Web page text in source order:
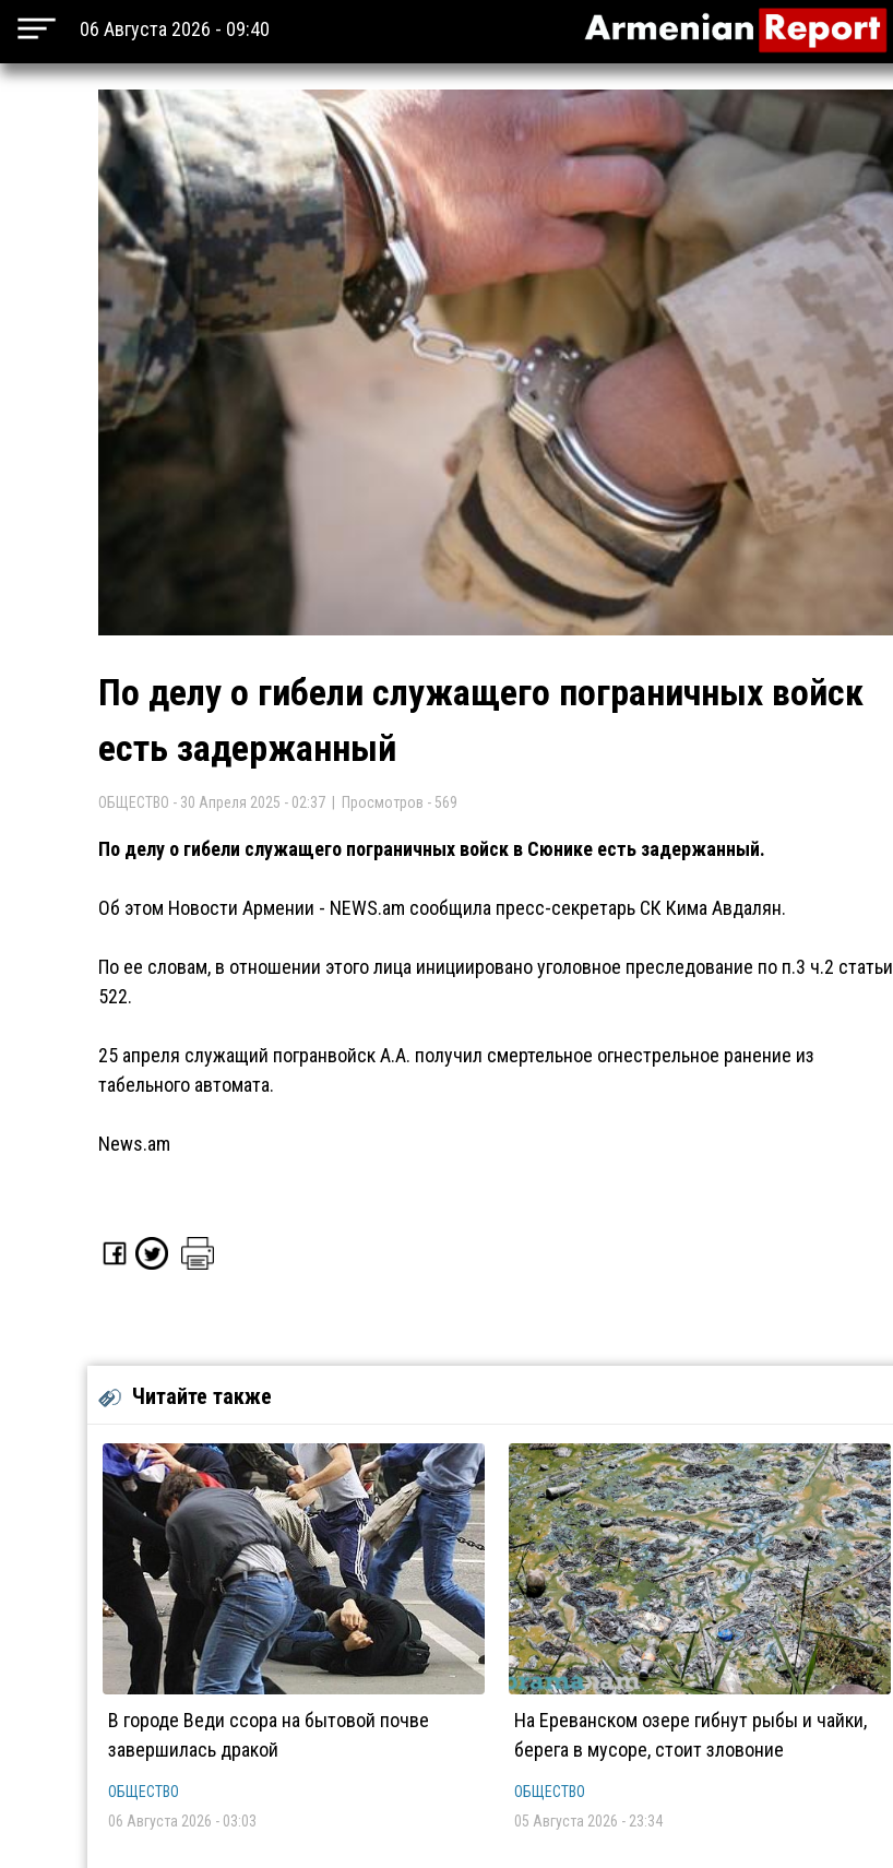
06 Августа 2026 - 09:40
По делу о гибели служащего пограничных войск
есть задержанный
ОБЩЕСТВО - 30 Апреля 2025 - 02:37 | Просмотров - 569
По делу о гибели служащего пограничных войск в Сюнике есть задержанный.
Об этом Новости Армении - NEWS.am сообщила пресс-секретарь СК Кима Авдалян.
По ее словам, в отношении этого лица инициировано уголовное преследование по п.3 ч.2 статьи
522.
25 апреля служащий погранвойск А.А. получил смертельное огнестрельное ранение из
табельного автомата.
News.am
Читайте также
В городе Веди ссора на бытовой почве
завершилась дракой
ОБЩЕСТВО
06 Августа 2026 - 03:03
На Ереванском озере гибнут рыбы и чайки,
берега в мусоре, стоит зловоние
ОБЩЕСТВО
05 Августа 2026 - 23:34